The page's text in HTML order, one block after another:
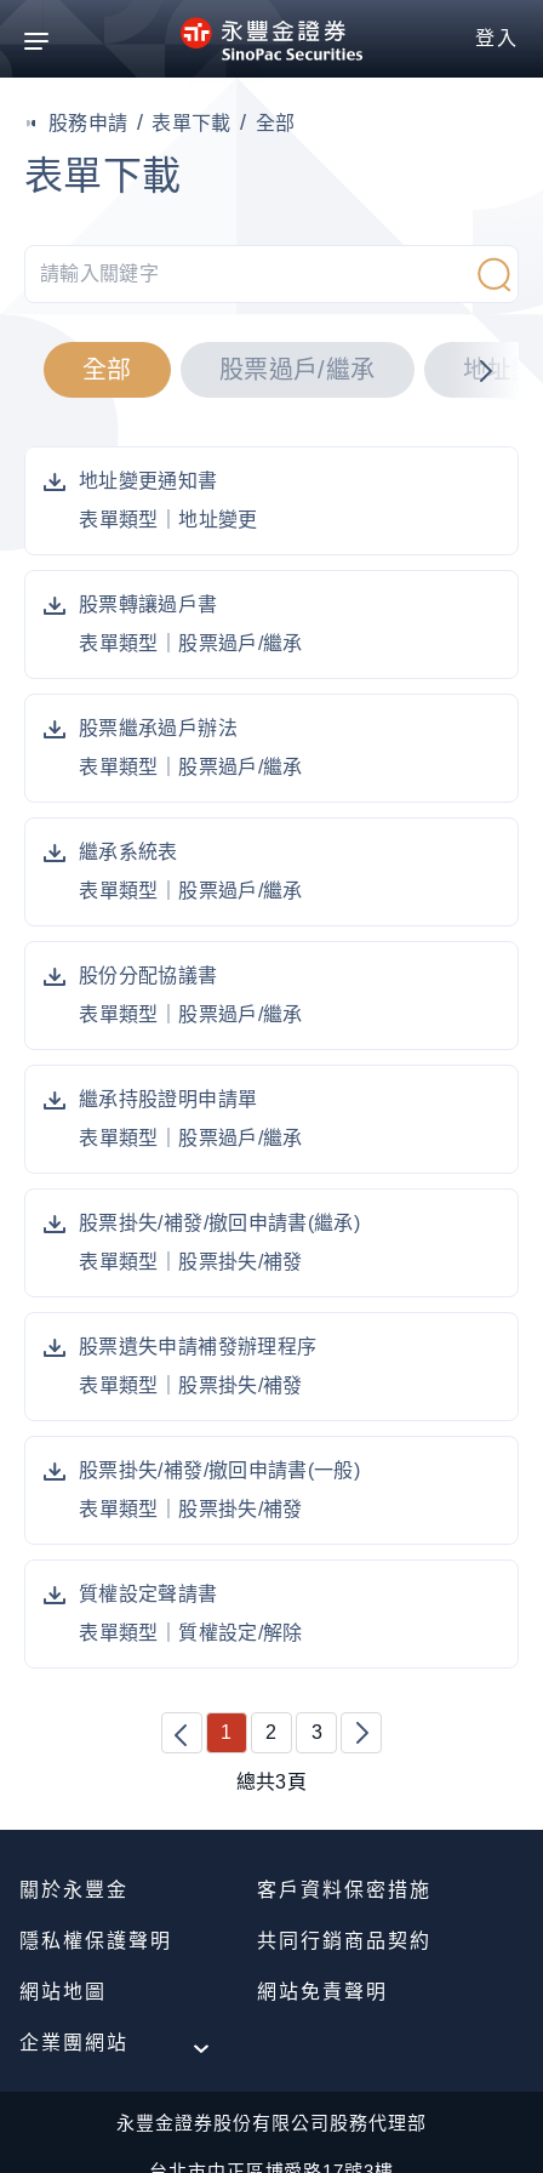
登入
股務申請 表單下載 全部
表單下載
全部 股票過戶/繼承 地址變
地址變更通知書
表單類型｜地址變更
股票轉讓過戶書
表單類型｜ 股票過戶/繼承
股票繼承過戶辦法
表單類型｜ 股票過戶/繼承
繼承系統表
表單類型｜ 股票過戶/繼承
股份分配協議書
表單類型｜ 股票過戶/繼承
繼承持股證明申請單
表單類型｜ 股票過戶/繼承
股票掛失/補發/撤回申請書(繼承)
表單類型｜ 股票掛失/補發
股票遺失申請補發辦理程序
表單類型｜ 股票掛失/補發
股票掛失/補發/撤回申請書(一般)
表單類型｜ 股票掛失/補發
質權設定聲請書
表單類型｜ 質權設定/解除
1 2 3
總共3頁
關於永豐金 客戶資料保密措施
隱私權保護聲明 共同行銷商品契約
網站地圖 網站免責聲明
企業團網站
永豐金證券股份有限公司股務代理部